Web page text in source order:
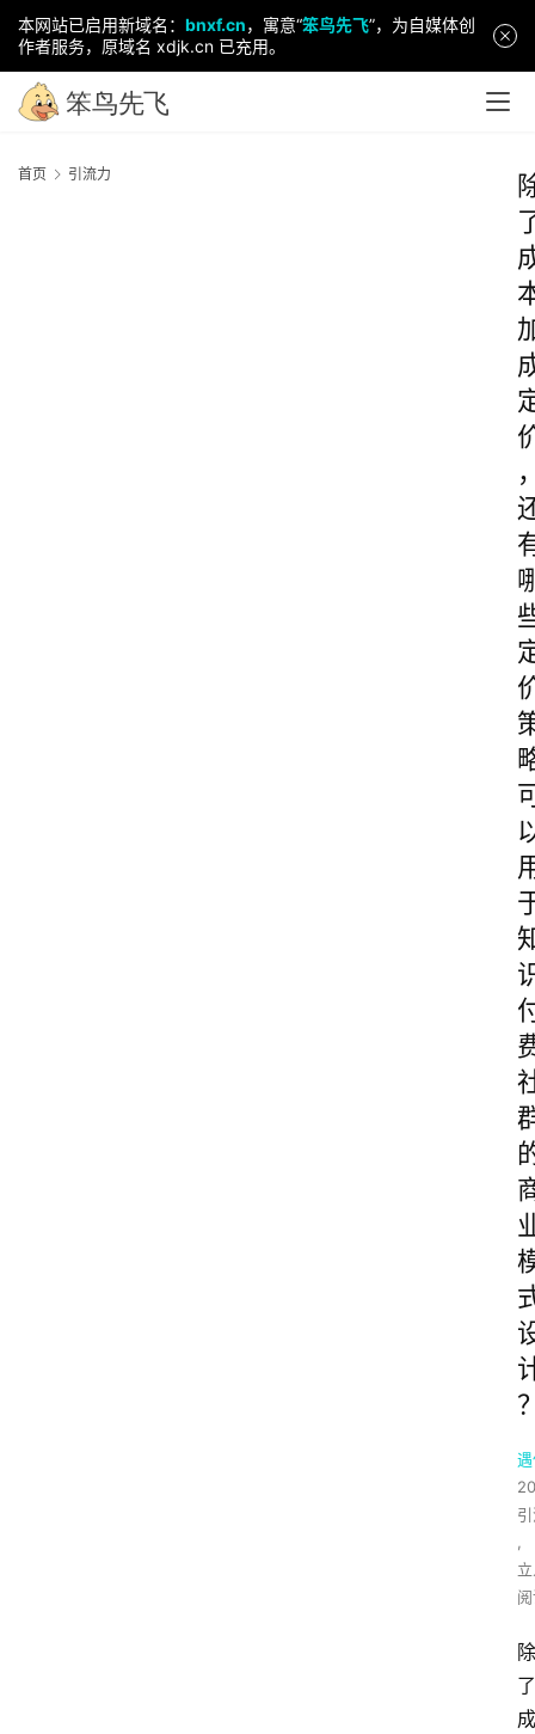
本网站已启用新域名： bnxf.cn，寓意“笨鸟先飞”，为自媒体创
作者服务，原域名 xdjk.cn 已充用。
首页 引流力
,
除
了
成